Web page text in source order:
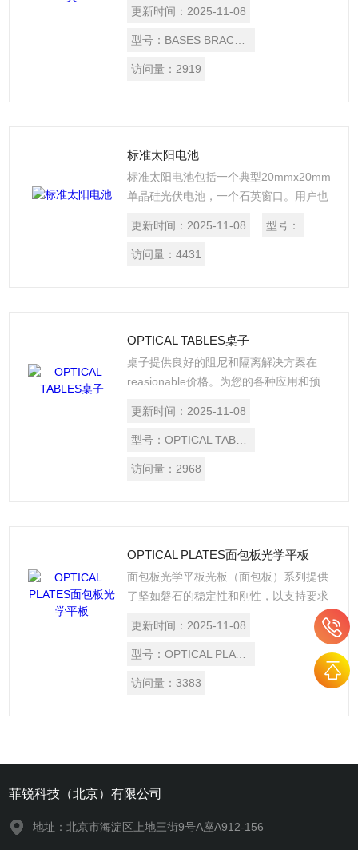
和旋转定位在桌子上的任何一点。该基地
还通过孔底侧沉，使附着后持有人或职
间稳定工作。
更新时间： 2025-11-08
型号： BASES BRACKETS
访问量： 2919
标准太阳电池
标准太阳电池包括一个典型20mmx20mm
单晶硅光伏电池，一个石英窗口。用户也
己的测试要求。该产品还附带一个校准证
书和配套的连接引线。
更新时间： 2025-11-08 型号：
访问量： 4431
OPTICAL TABLES桌子
桌子提供良好的阻尼和隔离解决方案在
reasionable价格。为您的各种应用和预
性能水平。可选附件可用于带他们充分利
用。
更新时间： 2025-11-08
型号： OPTICAL TABLES
访问量： 2968
OPTICAL PLATES面包板光学平板
面包板光学平板光板（面包板）系列提供
了坚如磐石的稳定性和刚性，以支持要求
苛刻的研究应用。它展示了一个优秀的表
面。
更新时间： 2025-11-08
型号： OPTICAL PLATES
访问量： 3383
菲锐科技（北京）有限公司
地址：北京市海淀区上地三街9号A座A912-156